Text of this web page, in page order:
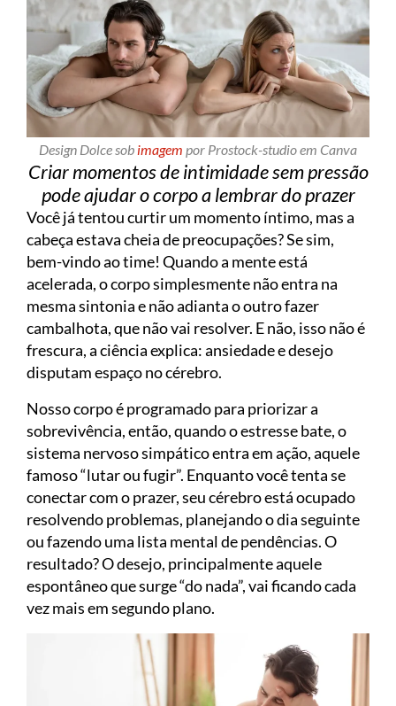
Design Dolce sob imagem por Prostock-studio em Canva
Criar momentos de intimidade sem pressão
pode ajudar o corpo a lembrar do prazer
Você já tentou curtir um momento íntimo, mas a
cabeça estava cheia de preocupações? Se sim,
bem-vindo ao time! Quando a mente está
acelerada, o corpo simplesmente não entra na
mesma sintonia e não adianta o outro fazer
cambalhota, que não vai resolver. E não, isso não é
frescura, a ciência explica: ansiedade e desejo
disputam espaço no cérebro.
Nosso corpo é programado para priorizar a
sobrevivência, então, quando o estresse bate, o
sistema nervoso simpático entra em ação, aquele
famoso “lutar ou fugir”. Enquanto você tenta se
conectar com o prazer, seu cérebro está ocupado
resolvendo problemas, planejando o dia seguinte
ou fazendo uma lista mental de pendências. O
resultado? O desejo, principalmente aquele
espontâneo que surge “do nada”, vai ficando cada
vez mais em segundo plano.